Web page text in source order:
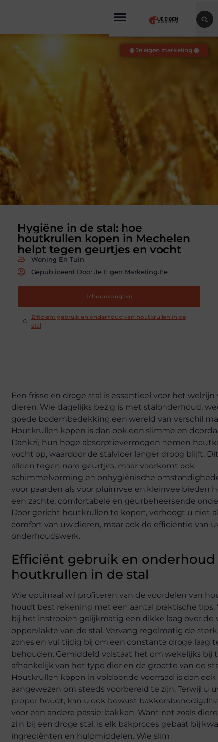
Hygiëne in de stal: hoe
houtkrullen kopen in Mechelen
helpt tegen geurtjes en vocht
Woning En Tuin
Gepubliceerd Door Je Eigen Marketing.be
Inhoudsopgave
Efficiënt gebruik en onderhoud van houtkrullen in de
stal
◉ Je eigen marketing ◉
Een frisse en droge stal is essentieel voor het welzijn
dieren. Wie dagelijks bezig is met stalonderhoud,
goede bodembedekking een wereld van verschil
Houtkrullen kopen is dan ook een slimme en
Dankzij hun hoge absorptievermogen nemen
vocht op, waardoor de stalvloer langer droog blijft.
alleen tegen nare geurtjes, maar voorkomt ook
schimmelvorming en onhygiënische
voor paarden als voor pluimvee en kleinvee bieden
een zachte, comfortabele en geurbeheersende
Door gericht houtkrullen te kopen, verhoogt u niet
comfort van uw dieren, maar ook de efficiëntie van
onderhoudswerk.
Efficiënt gebruik en onderhoud
houtkrullen in de stal
Wie optimaal wil profiteren van de voordelen van
houdt best rekening met een aantal praktische tips.
bij het instrooien gelijkmatig een dikke laag over de
oppervlakte van de stal. Vervang regelmatig de
zones en vul tijdig bij om een constante droge laag
behouden. Gemiddeld volstaat het om wekelijks bij
afhankelijk van het type dier en de grootte van de
Houtkrullen kopen in voldoende voorraad is dan ook
aangewezen om steeds voorbereid te zijn. Terwijl u
proper houdt, kan u ook bewust
voor een andere passie: bakken. Want net zoals
zijn bij een droge stal, is elk bakproces gebaat bij
ingrediënten en hulpmiddelen. Wie slim